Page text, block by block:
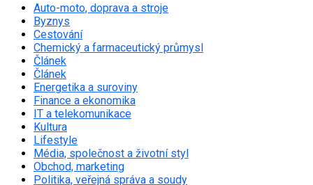
Auto-moto, doprava a stroje
Byznys
Cestování
Chemický a farmaceutický průmysl
Článek
Článek
Energetika a suroviny
Finance a ekonomika
IT a telekomunikace
Kultura
Lifestyle
Média, společnost a životní styl
Obchod, marketing
Politika, veřejná správa a soudy